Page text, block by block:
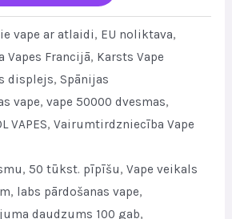
vape ar atlaidi, EU noliktava,
Francijā, Karsts Vape
displejs,Spānijas
vape,vape 50000 dvesmas,
VAPES,Vairumtirdzniecība Vape
, 50 tūkst. pīpīšu,Vape veikals
, labs pārdošanas vape,
daudzums 100 gab,